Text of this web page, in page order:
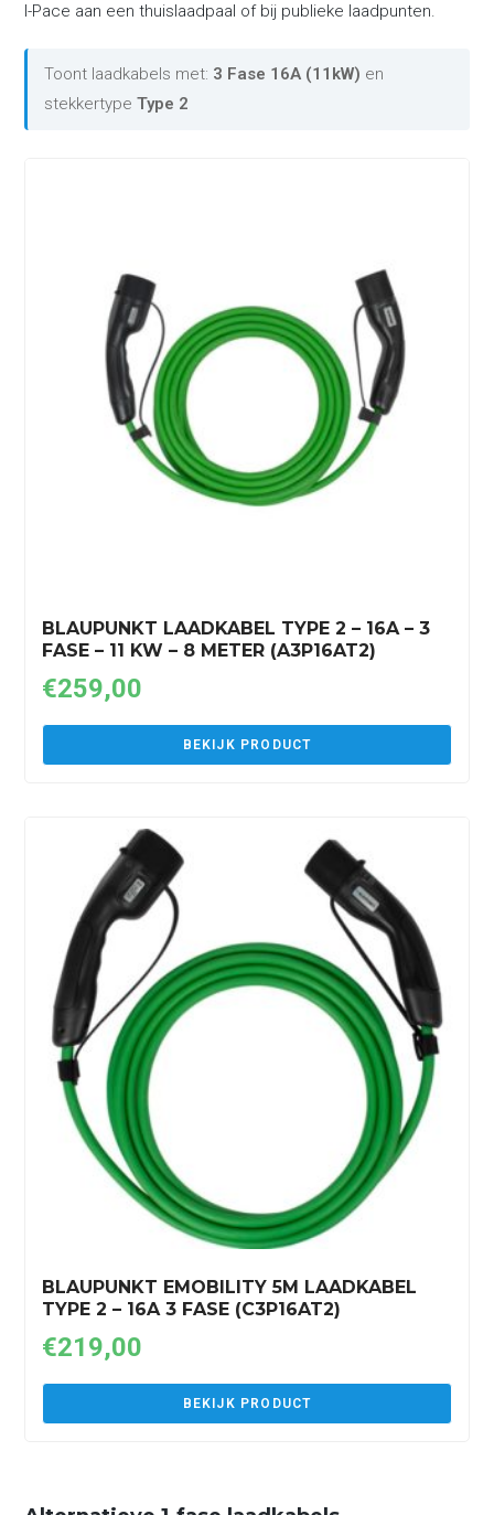
I-Pace aan een thuislaadpaal of bij publieke laadpunten.
Toont laadkabels met: 3 Fase 16A (11kW) en
stekkertypeType 2
BLAUPUNKT LAADKABEL TYPE 2 – 16A – 3
FASE – 11 KW – 8 METER (A3P16AT2)
€259,00
BEKIJK PRODUCT
BLAUPUNKT EMOBILITY 5M LAADKABEL
TYPE 2 – 16A 3 FASE (C3P16AT2)
€219,00
BEKIJK PRODUCT